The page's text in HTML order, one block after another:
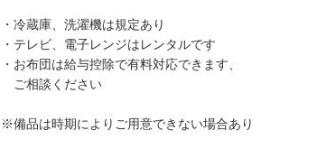
・冷蔵庫、洗濯機は規定あり
・テレビ、電子レンジはレンタルです
・お布団は給与控除で有料対応できます、
ご相談ください
※備品は時期によりご用意できない場合あり